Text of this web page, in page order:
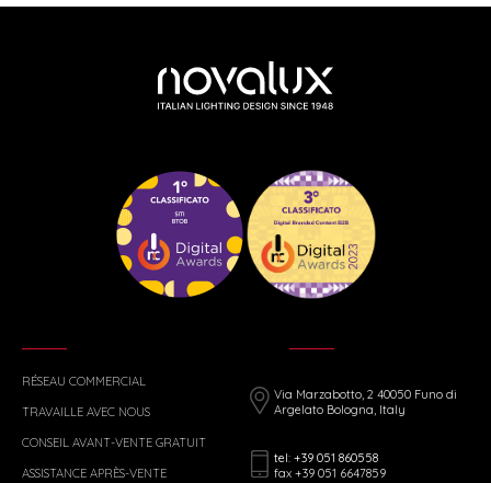
RÉSEAU COMMERCIAL
TRAVAILLE AVEC NOUS
CONSEIL AVANT-VENTE GRATUIT
ASSISTANCE APRÈS-VENTE
Via Marzabotto, 2 40050 Funo di
Argelato Bologna, Italy
tel: +39 051 860558
fax +39 051 6647859